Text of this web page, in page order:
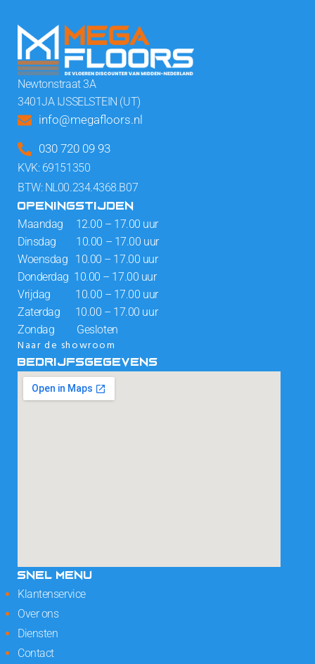
Newtonstraat 3A
3401JA IJSSELSTEIN (UT)
info@megafloors.nl
030 720 09 93
KVK: 69151350
BTW: NL00.234.4368.B07
OPENINGSTIJDEN
Maandag 12.00 – 17.00 uur
Dinsdag 10.00 – 17.00 uur
Woensdag 10.00 – 17.00 uur
Donderdag 10.00 – 17.00 uur
Vrijdag 10.00 – 17.00 uur
Zaterdag 10.00 – 17.00 uur
Zondag Gesloten
Naar de showroom
BEDRIJFSGEGEVENS
SNEL MENU
Klantenservice
Over ons
Diensten
Contact